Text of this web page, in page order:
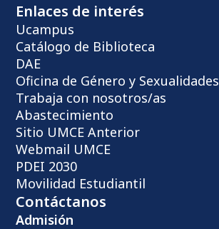
Enlaces de interés
Ucampus
Catálogo de Biblioteca
DAE
Oficina de Género y Sexualidades
Trabaja con nosotros/as
Abastecimiento
Sitio UMCE Anterior
Webmail UMCE
PDEI 2030
Movilidad Estudiantil
Contáctanos
Admisión